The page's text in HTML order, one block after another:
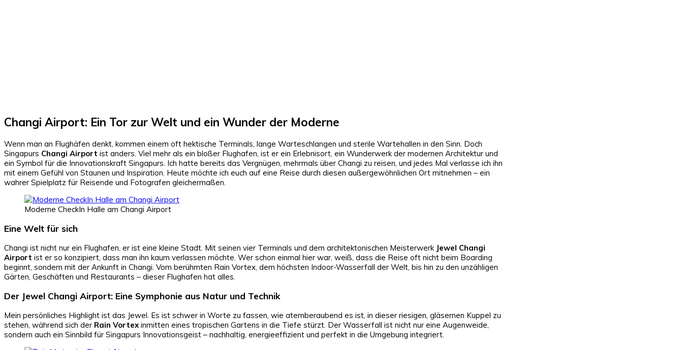
Changi Airport: Ein Tor zur Welt und ein Wunder der Moderne
Wenn man an Flughäfen denkt, kommen einem oft hektische Terminals, lange Warteschlangen und sterile Wartehallen in den Sinn. Doch
Singapurs Changi Airport ist anders. Viel mehr als ein bloßer Flughafen, ist er ein Erlebnisort, ein Wunderwerk der modernen Architektur und
ein Symbol für die Innovationskraft Singapurs. Ich hatte bereits das Vergnügen, mehrmals über Changi zu reisen, und jedes Mal verlasse ich ihn
mit einem Gefühl von Staunen und Inspiration. Heute möchte ich euch auf eine Reise durch diesen außergewöhnlichen Ort mitnehmen – ein
wahrer Spielplatz für Reisende und Fotografen gleichermaßen.
Moderne CheckIn Halle am Changi Airport
Eine Welt für sich
Changi ist nicht nur ein Flughafen, er ist eine kleine Stadt. Mit seinen vier Terminals und dem architektonischen Meisterwerk Jewel Changi
Airport ist er so konzipiert, dass man ihn kaum verlassen möchte. Wer schon einmal hier war, weiß, dass die Reise oft nicht beim Boarding
beginnt, sondern mit der Ankunft in Changi. Vom berühmten Rain Vortex, dem höchsten Indoor-Wasserfall der Welt, bis hin zu den unzähligen
Gärten, Geschäften und Restaurants – dieser Flughafen hat alles.
Der Jewel Changi Airport: Eine Symphonie aus Natur und Technik
Mein persönliches Highlight ist das Jewel. Es ist schwer in Worte zu fassen, wie atemberaubend es ist, in dieser riesigen, gläsernen Kuppel zu
stehen, während sich der Rain Vortex inmitten eines tropischen Gartens in die Tiefe stürzt. Der Wasserfall ist nicht nur eine Augenweide,
sondern auch ein Sinnbild für Singapurs Innovationsgeist – nachhaltig, energieeffizient und perfekt in die Umgebung integriert.